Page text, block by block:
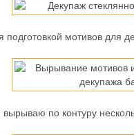
мотивов для
по контуру